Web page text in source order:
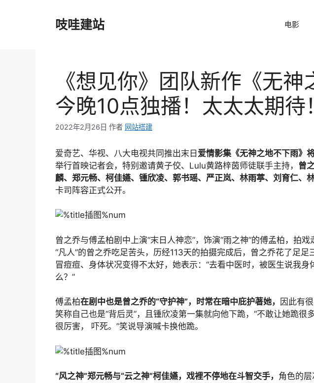
吱哇建站 电影
《想见你》团队新作《无神
今晚10点独播！太太太期待！
2022年2月26日 作者 网站搭建
爱奇艺、华视、八大电视共同推出末日 爱情影集《无神之地不下雨》
举行首映记者会，特别邀请黄子佼、Lulu黄路梓茵师徒联手主持， 曾
麟、郑元畅、柯佳嬿、锺欣凌、郭书瑶、严正岚、林雨葶、刘育仁、
卡司阵容正式公开。
曾之乔与傅孟柏剧中上演“末日人神恋”，饰演“雨之神”的傅孟柏，拍
“凡人”的曾之乔吃足苦头，历经113天的拍摄完成后，曾之乔花了足
冒痘痘、身体状况变得不太好，她表示：“去看中医时，被医生说我
么？”
傅孟柏在剧中也是曾之乔的“守护神”，时常在暗中庇护著她，
因此有
笑称自己也是“背后灵”，且锺欣凌第一集就向他下跪，“不敢让她跪很
很厉害， 吓死。”笑说导演喊卡换他跪。
“风之神”郑元畅与“云之神”柯佳嬿，戏裡不停地在斗智交手， 角色的